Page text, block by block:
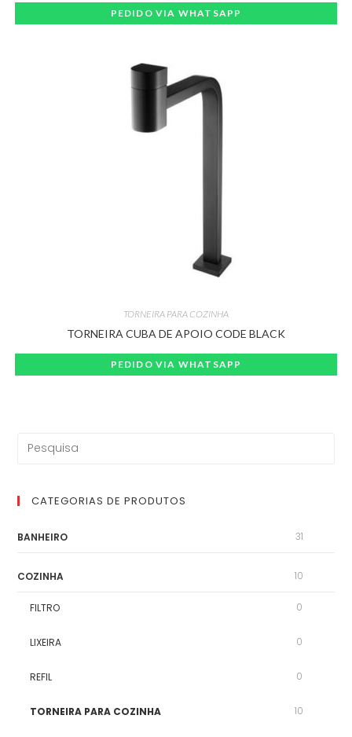
PEDIDO VIA WHATSAPP
TORNEIRA PARA COZINHA
TORNEIRA CUBA DE APOIO CODE BLACK
PEDIDO VIA WHATSAPP
CATEGORIAS DE PRODUTOS
BANHEIRO 31
COZINHA 10
FILTRO 0
LIXEIRA 0
REFIL 0
TORNEIRA PARA COZINHA 10